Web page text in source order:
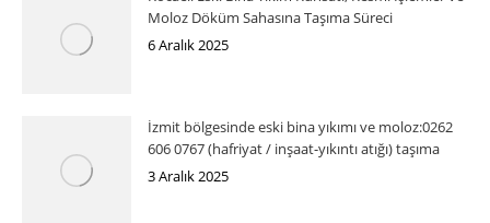
Moloz Döküm Sahasına Taşıma Süreci
6 Aralık 2025
İzmit bölgesinde eski bina yıkımı ve moloz:0262
606 0767 (hafriyat / inşaat-yıkıntı atığı) taşıma
3 Aralık 2025